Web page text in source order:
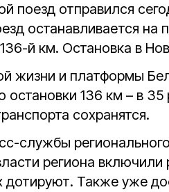
поезд отправился
останавливается на
й км. Остановка в
жизни и платформы
остановки 136 км – в
сохранятся.
службы
региона включили
Также уже